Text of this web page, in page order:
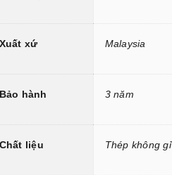
Xuất xứ Malaysia
Bảo hành 3 năm
Chất liệu Thép không gỉ